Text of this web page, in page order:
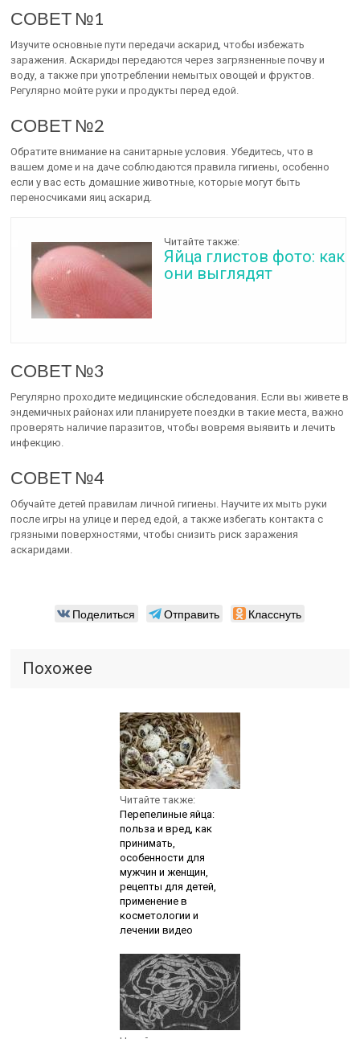
СОВЕТ №1
Изучите основные пути передачи аскарид, чтобы избежать
заражения. Аскариды передаются через загрязненные почву и
воду, а также при употреблении немытых овощей и фруктов.
Регулярно мойте руки и продукты перед едой.
СОВЕТ №2
Обратите внимание на санитарные условия. Убедитесь, что в
вашем доме и на даче соблюдаются правила гигиены, особенно
если у вас есть домашние животные, которые могут быть
переносчиками яиц аскарид.
Читайте также:
Яйца глистов фото: как
они выглядят
СОВЕТ №3
Регулярно проходите медицинские обследования. Если вы живете в
эндемичных районах или планируете поездки в такие места, важно
проверять наличие паразитов, чтобы вовремя выявить и лечить
инфекцию.
СОВЕТ №4
Обучайте детей правилам личной гигиены. Научите их мыть руки
после игры на улице и перед едой, а также избегать контакта с
грязными поверхностями, чтобы снизить риск заражения
аскаридами.
Поделиться Отправить Класснуть
Похожее
Читайте также:
Перепелиные яйца:
польза и вред, как
принимать,
особенности для
мужчин и женщин,
рецепты для детей,
применение в
косметологии и
лечении видео